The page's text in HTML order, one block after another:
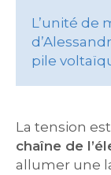
L’unité de
pile
La tension est
chaîne de
allumer une